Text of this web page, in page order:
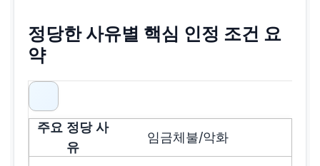
정당한 사유별 핵심 인정 조건 요
약
임금체불/악화